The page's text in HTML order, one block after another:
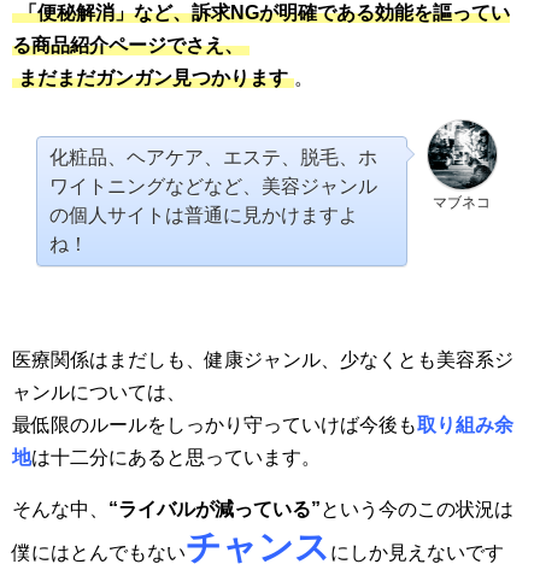
「便秘解消」など、訴求NGが明確である効能を謳ってい
る商品紹介ページでさえ、
まだまだガンガン見つかります 。
マブネコ
化粧品、ヘアケア、エステ、脱毛、ホ
ワイトニングなどなど、美容ジャンル
の個人サイトは普通に見かけますよ
ね！
医療関係はまだしも、健康ジャンル、少なくとも美容系ジ
ャンルについては、
最低限のルールをしっかり守っていけば今後も取り組み余
地は十二分にあると思っています。
そんな中、 “ライバルが減っている”という今のこの状況は
僕にはとんでもないチャンス にしか見えないです